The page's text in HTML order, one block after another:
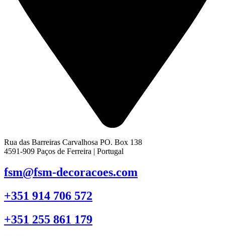
Rua das Barreiras Carvalhosa PO. Box 138
4591-909 Paços de Ferreira | Portugal
fsm@fsm-decoracoes.com
+351 914 706 572
+351 255 861 179